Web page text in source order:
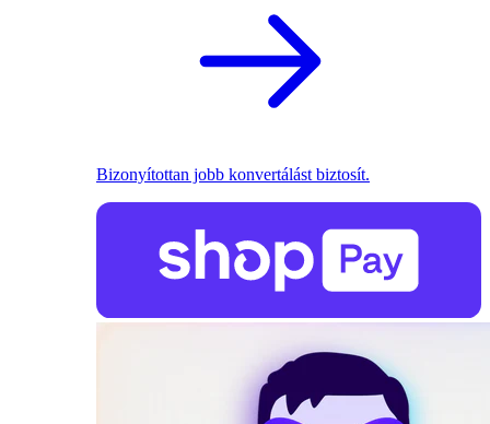
Bizonyítottan jobb konvertálást biztosít.